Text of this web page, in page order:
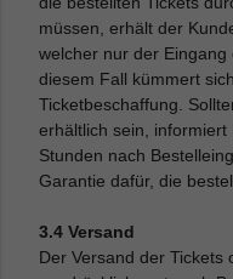
müssen, erhält der
welcher nur der
diesem Fall kümmert
Ticketbeschaffung.
erhältlich sein,
Stunden nach
Garantie dafür, die
3.4 Versand
Der Versand der